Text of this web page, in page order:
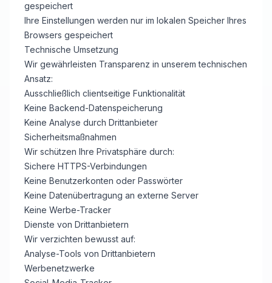
gespeichert
Ihre Einstellungen werden nur im lokalen Speicher Ihres
Browsers gespeichert
Technische Umsetzung
Wir gewährleisten Transparenz in unserem technischen
Ansatz:
Ausschließlich clientseitige Funktionalität
Keine Backend-Datenspeicherung
Keine Analyse durch Drittanbieter
Sicherheitsmaßnahmen
Wir schützen Ihre Privatsphäre durch:
Sichere HTTPS-Verbindungen
Keine Benutzerkonten oder Passwörter
Keine Datenübertragung an externe Server
Keine Werbe-Tracker
Dienste von Drittanbietern
Wir verzichten bewusst auf:
Analyse-Tools von Drittanbietern
Werbenetzwerke